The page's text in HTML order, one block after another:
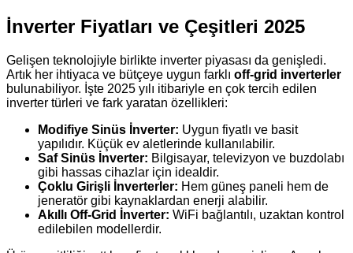
İnverter Fiyatları ve Çeşitleri 2025
Gelişen teknolojiyle birlikte inverter piyasası da genişledi.
Artık her ihtiyaca ve bütçeye uygun farklı off-grid inverterler
bulunabiliyor. İşte 2025 yılı itibariyle en çok tercih edilen
inverter türleri ve fark yaratan özellikleri:
Modifiye Sinüs İnverter: Uygun fiyatlı ve basit
yapılıdır. Küçük ev aletlerinde kullanılabilir.
Saf Sinüs İnverter: Bilgisayar, televizyon ve buzdolabı
gibi hassas cihazlar için idealdir.
Çoklu Girişli İnverterler: Hem güneş paneli hem de
jeneratör gibi kaynaklardan enerji alabilir.
Akıllı Off-Grid İnverter: WiFi bağlantılı, uzaktan kontrol
edilebilen modellerdir.